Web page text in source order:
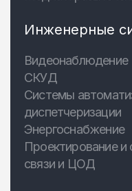
Инженерные
Видеонаблюдение
СКУД
Системы
диспетчеризации
Энергоснабжение
Проектирование и
связи и ЦОД